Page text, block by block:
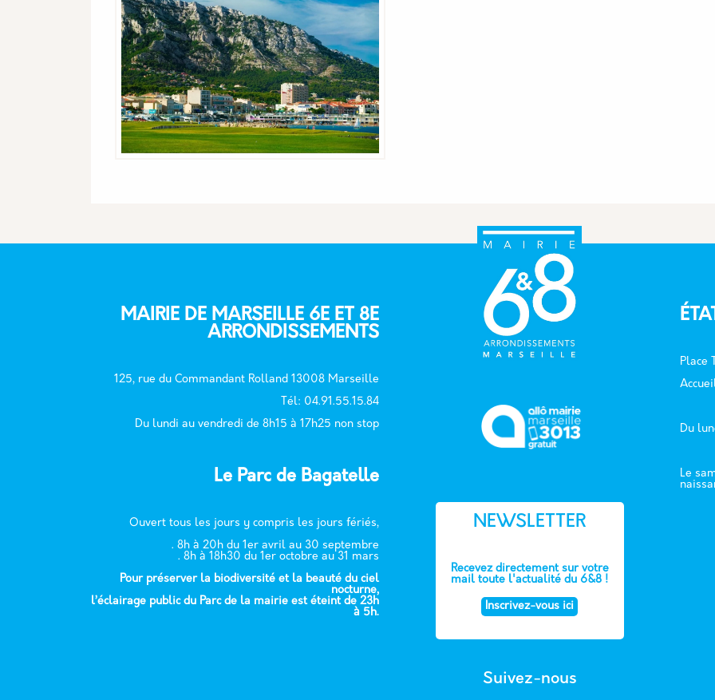
MAIRIE DE MARSEILLE 6E ET 8E
ARRONDISSEMENTS
125, rue du Commandant Rolland 13008 Marseille
Tél: 04.91.55.15.84
Du lundi au vendredi de 8h15 à 17h25 non stop
Le Parc de Bagatelle
Ouvert tous les jours y compris les jours fériés,
. 8h à 20h du 1er avril au 30 septembre
. 8h à 18h30 du 1er octobre au 31 mars
Pour préserver la biodiversité et la beauté du ciel
nocturne,
l’éclairage public du Parc de la mairie est éteint de 23h
à 5h.
NEWSLETTER
Recevez directement sur votre
mail toute l'actualité du 6&8 !
Inscrivez-vous ici
Suivez-nous
Place
Du
Le